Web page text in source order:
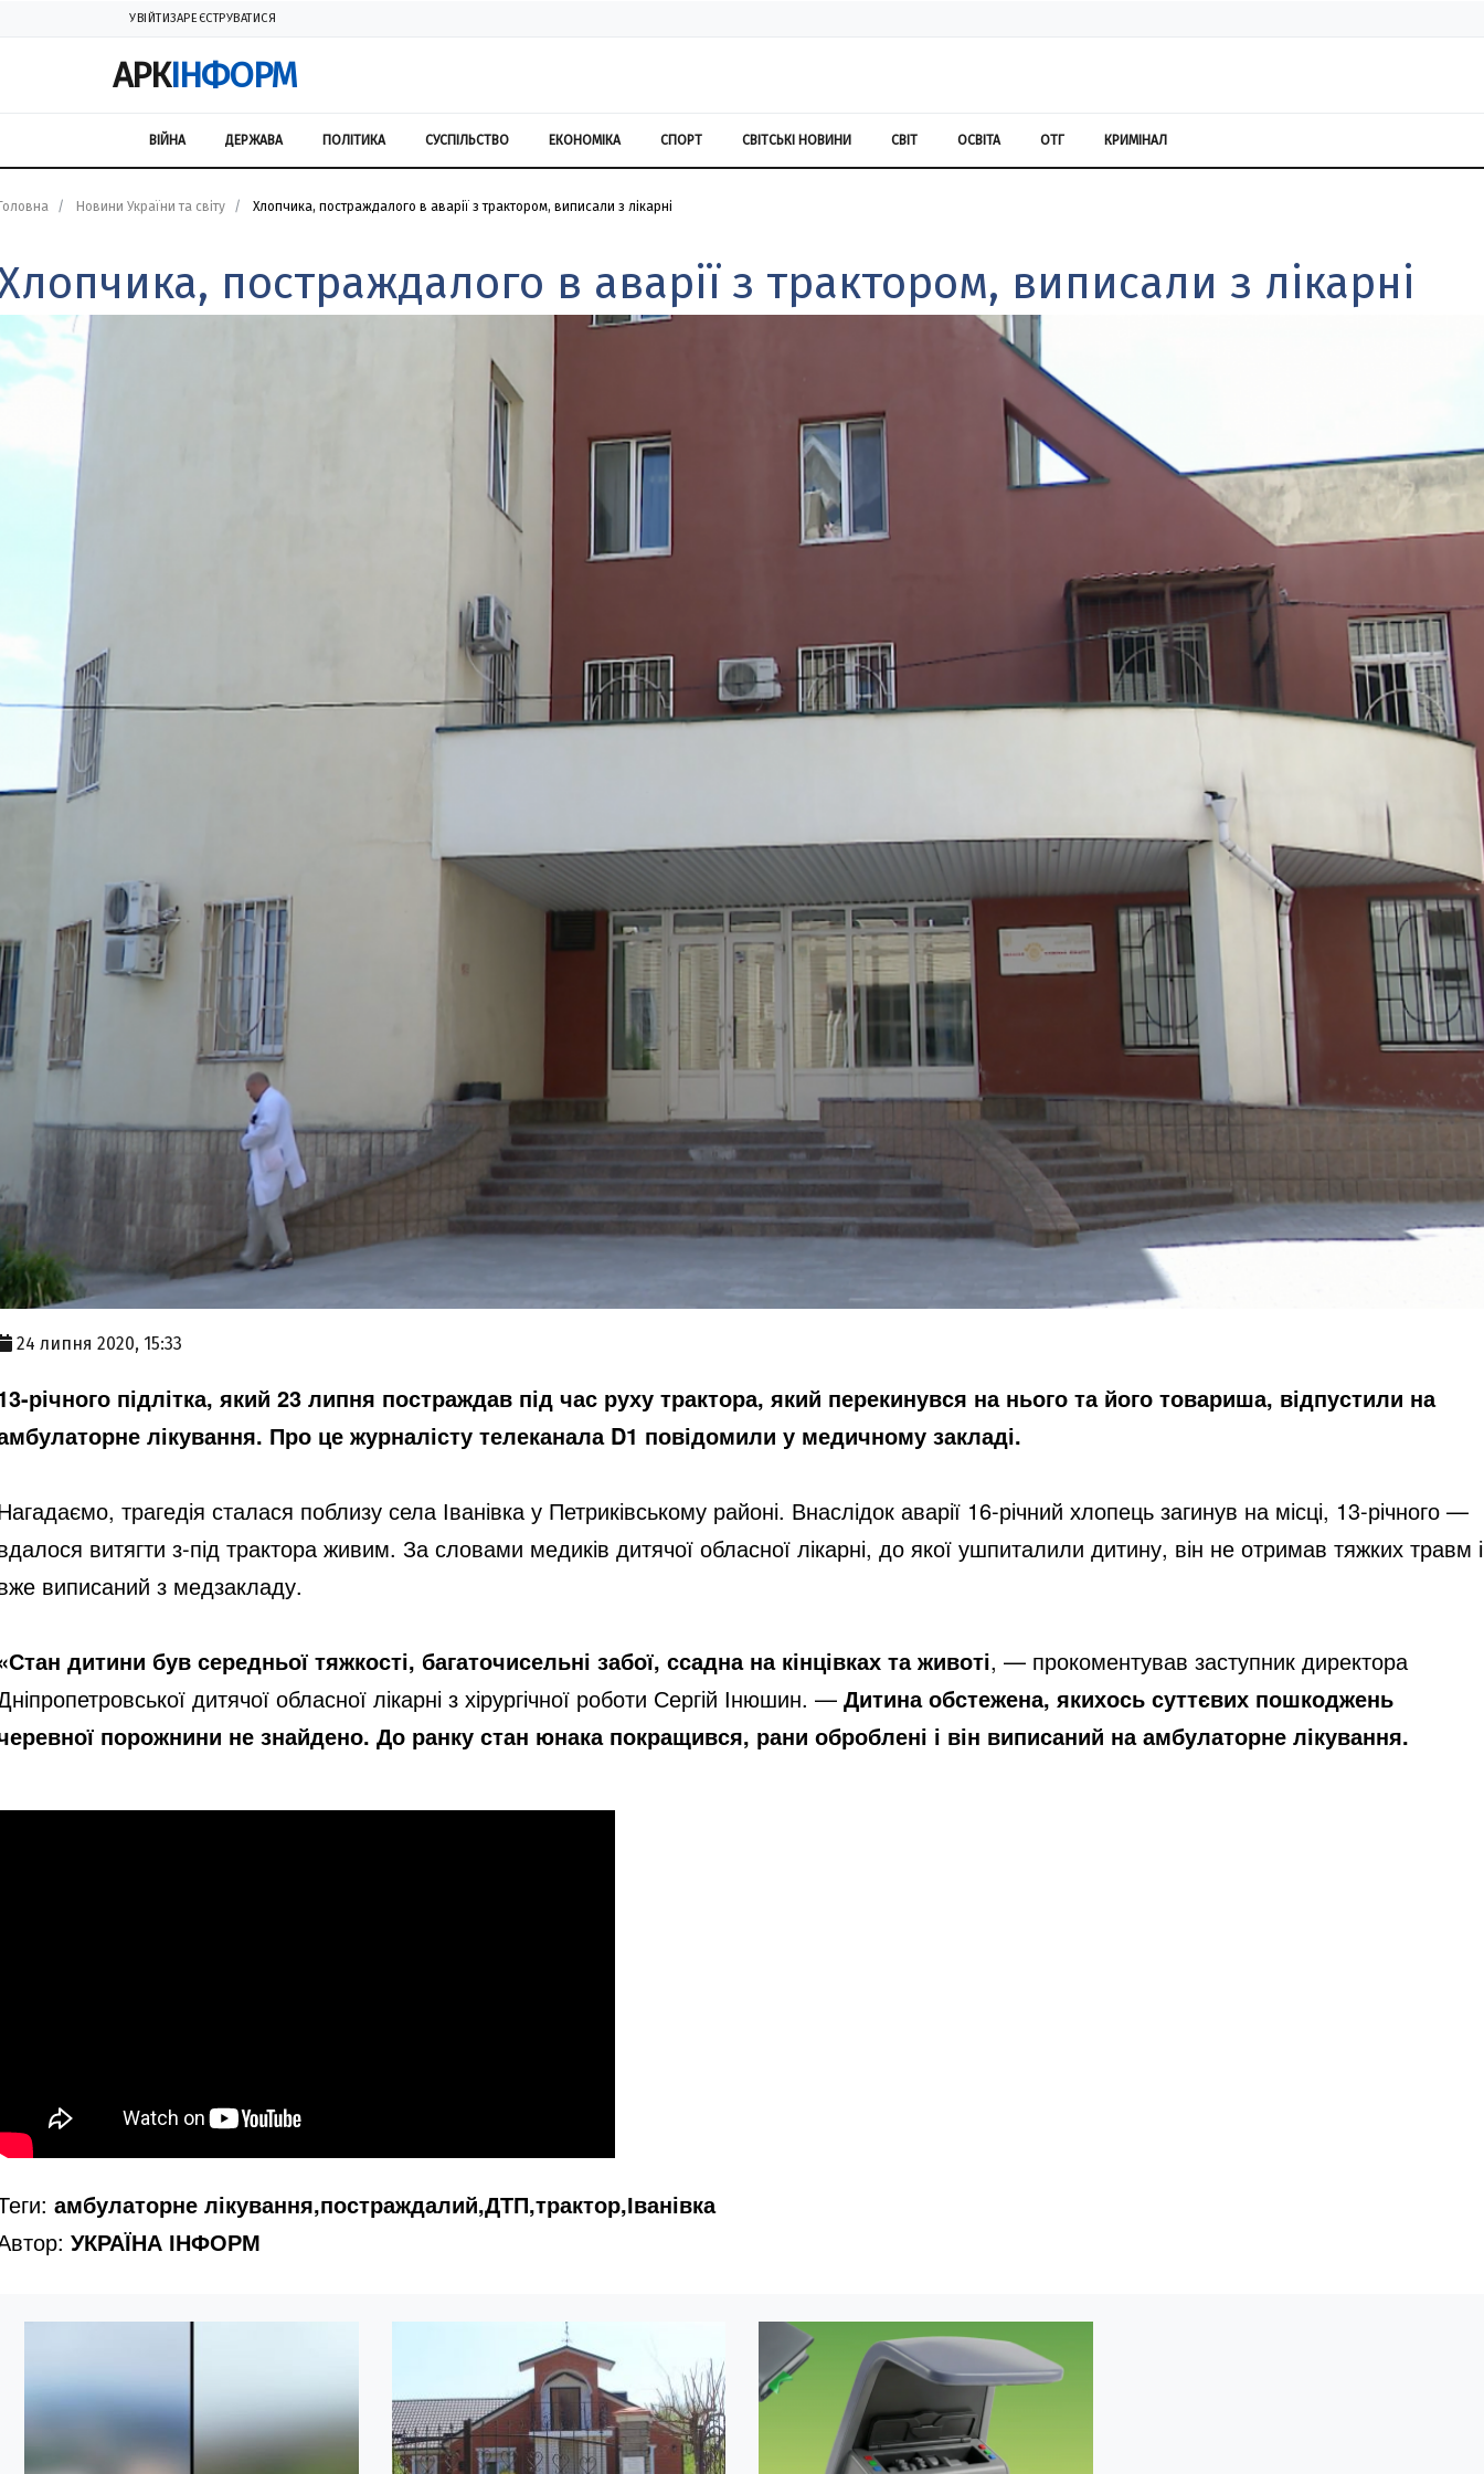
УВІЙТИЗАРЕЄСТРУВАТИСЯ
АРКІНФОРМ
ВІЙНА ДЕРЖАВА ПОЛІТИКА СУСПІЛЬСТВО ЕКОНОМІКА СПОРТ СВІТСЬКІ НОВИНИ СВІТ ОСВІТА ОТГ КРИМІНАЛ
Новини України та світу Хлопчика, постраждалого в аварії з трактором, виписали з лікарні
постраждалого в аварії з трактором, виписали з лікарні
24 липня 2020, 15:33
річного підлітка, який 23 липня постраждав під час руху трактора, який перекинувся на нього та його товариша, відпустили на
лікування. Про це журналісту телеканала D1 повідомили у медичному закладі.
трагедія сталася поблизу села Іванівка у Петриківському районі. Внаслідок аварії 16-річний хлопець загинув на місці, 13-річного —
витягти з-під трактора живим. За словами медиків дитячої обласної лікарні, до якої ушпиталили дитину, він не отримав тяжких травм і
виписаний з медзакладу.
дитини був середньої тяжкості, багаточисельні забої, ссадна на кінцівках та животі, — прокоментував заступник директора
дитячої обласної лікарні з хірургічної роботи Сергій Інюшин. — Дитина обстежена, якихось суттєвих пошкоджень
порожнини не знайдено. До ранку стан юнака покращився, рани оброблені і він виписаний на амбулаторне лікування.
амбулаторне лікування,постраждалий,ДТП,трактор,Іванівка
УКРАЇНА ІНФОРМ